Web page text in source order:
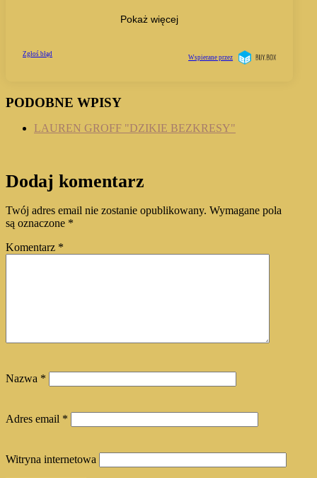
PODOBNE WPISY
LAUREN GROFF "DZIKIE BEZKRESY"
Dodaj komentarz
Twój adres email nie zostanie opublikowany. Wymagane pola
są oznaczone *
Komentarz *
Nazwa *
Adres email *
Witryna internetowa